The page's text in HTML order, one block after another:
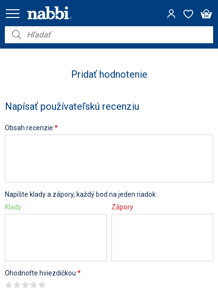
Nábytok
Akcie
Výpredaj
Pridať hodnotenie
Napísať používateľskú recenziu
Obsah recenzie *
Napíšte klady a zápory, každý bod na jeden riadok:
Klady
Zápory
Ohodnoťte hviezdičkou *